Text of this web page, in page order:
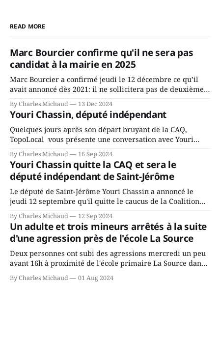
READ MORE
Marc Bourcier confirme qu'il ne sera pas
candidat à la mairie en 2025
Marc Bourcier a confirmé jeudi le 12 décembre ce qu’il
avait annoncé dès 2021: il ne sollicitera pas de deuxième
mandat à titre de maire de Saint-Jérôme. Bourcier en a
fait l’annonce en s’adressant aux employés de la ville,
rassemblés en soirée pour leur traditionnel souper
By Charles Michaud 13 Dec 2024
Youri Chassin, député indépendant
Quelques jours après son départ bruyant de la CAQ,
TopoLocal vous présente une conversation avec Youri
Chassin. Nous avons causé de sa décision. Y songeait-il
depuis longtemps? Sera-t-il candidat indépendant dans 2
ans? Joindrait-il un autre parti, par exemple les
conservateurs d’Éric Duhaime? Que lui
By Charles Michaud 16 Sep 2024
Youri Chassin quitte la CAQ et sera le
député indépendant de Saint-Jérôme
Le député de Saint-Jérôme Youri Chassin a annoncé le
jeudi 12 septembre qu'il quitte le caucus de la Coalition
Avenir Québec de François Legault parce qu'il est déçu du
gouvernement de la CAQ, surtout de son incapacité, qu'il
juge chronique, à offrir des
By Charles Michaud 12 Sep 2024
Un adulte et trois mineurs arrêtés à la suite
d'une agression près de l'école La Source
Deux personnes ont subi des agressions mercredi un peu
avant 16h à proximité de l'école primaire La Source dans
le secteur Bellefeuille de Saint-Jérôme. L'une de deux
victimes aurait été écrasée sous un véhicule et aspergée
By Charles Michaud 01 Aug 2024